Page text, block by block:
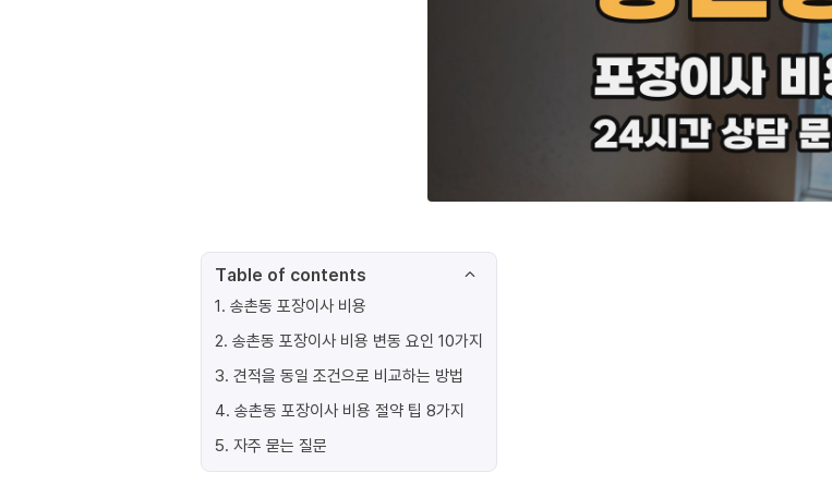
Table of contents
1. 송촌동 포장이사 비용
2. 송촌동 포장이사 비용 변동 요인 10가지
3. 견적을 동일 조건으로 비교하는 방법
4. 송촌동 포장이사 비용 절약 팁 8가지
5. 자주 묻는 질문